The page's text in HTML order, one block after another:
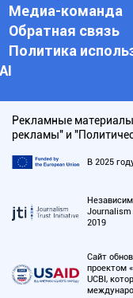
Медиа-команда
Обратная связь
Политика
АI
Рекламные
рекламы" и
В 2025
Journalism
2019
Сайт
проектом
UCBI,